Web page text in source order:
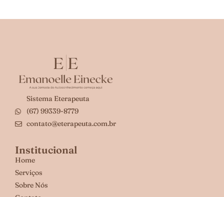
Sistema Eterapeuta
(67) 99339-8779
contato@eterapeuta.com.br
Institucional
Home
Serviços
Sobre Nós